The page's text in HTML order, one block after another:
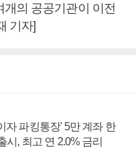
개의 공공기관이 이전
기자]
자 파킹통장' 5만 계좌 한
시, 최고 연 2.0% 금리